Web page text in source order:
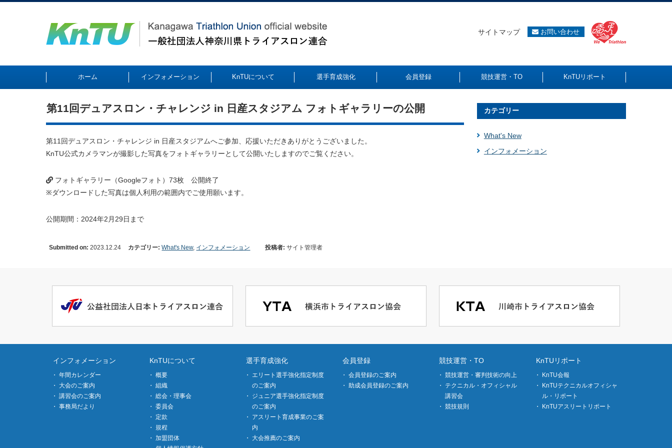
サイトマップ お問い合わせ
ホーム インフォメーション KnTUについて 選手育成強化 会員登録 競技運営・TO KnTUリポート
第11回デュアスロン・チャレンジ in 日産スタジアム フォトギャラリーの公開
第11回デュアスロン・チャレンジ in 日産スタジアムへご参加、応援いただきありがとうございました。
KnTU公式カメラマンが撮影した写真をフォトギャラリーとして公開いたしますのでご覧ください。
フォトギャラリー（Googleフォト）73枚 公開終了
※ダウンロードした写真は個人利用の範囲内でご使用願います。
公開期間：2024年2月29日まで
Submitted on: 2023.12.24 カテゴリー: What's New, インフォメーション 投稿者: サイト管理者
カテゴリー
What's New
インフォメーション
インフォメーション
年間カレンダー
大会のご案内
講習会のご案内
事務局だより
KnTUについて
概要
組織
総会・理事会
委員会
定款
規程
加盟団体
選手育成強化
エリート選手強化指定制度
のご案内
ジュニア選手強化指定制度
のご案内
アスリート育成事業のご案
内
大会推薦のご案内
会員登録
会員登録のご案内
助成会員登録のご案内
競技運営・TO
競技運営・審判技術の向上
テクニカル・オフィシャル
講習会
競技規則
KnTUリポート
KnTU会報
KnTUテクニカルオフィシャ
ル・リポート
KnTUアスリートリポート